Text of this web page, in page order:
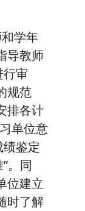
学年
导教师
行审
规范
排各计
单位意
绩鉴定
。同
位建立
时了解